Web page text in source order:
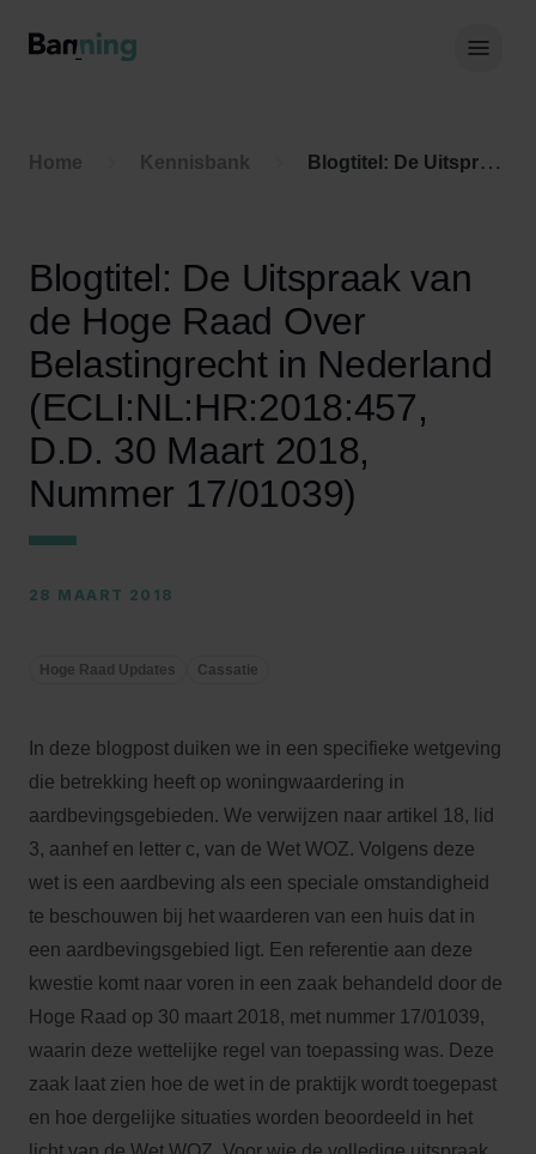
Home Kennisbank Blogtitel: De Uitspraak van de Hoge Raad Over Belastingrecht in Nederland (ECLI:NL:HR:2018:457, D.D. 30 Maart 2018, Nummer 17/01039)
Blogtitel: De Uitspraak van
de Hoge Raad Over
Belastingrecht in Nederland
(ECLI:NL:HR:2018:457,
D.D. 30 Maart 2018,
Nummer 17/01039)
28 MAART 2018
Hoge Raad Updates Cassatie
In deze blogpost duiken we in een specifieke wetgeving
die betrekking heeft op woningwaardering in
aardbevingsgebieden. We verwijzen naar artikel 18, lid
3, aanhef en letter c, van de Wet WOZ. Volgens deze
wet is een aardbeving als een speciale omstandigheid
te beschouwen bij het waarderen van een huis dat in
een aardbevingsgebied ligt. Een referentie aan deze
kwestie komt naar voren in een zaak behandeld door de
Hoge Raad op 30 maart 2018, met nummer 17/01039,
waarin deze wettelijke regel van toepassing was. Deze
zaak laat zien hoe de wet in de praktijk wordt toegepast
en hoe dergelijke situaties worden beoordeeld in het